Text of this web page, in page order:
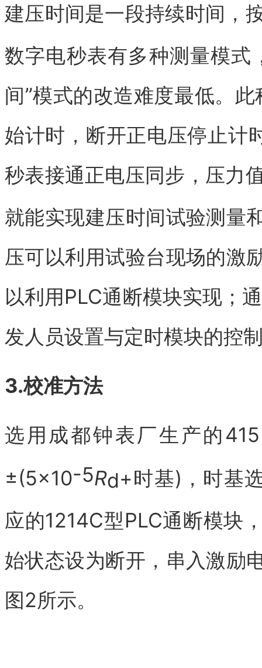
建压时间是一段持续时间，
数字电秒表有多种测量模式
间”模式的改造难度最低。
始计时，断开正电压停止计
秒表接通正电压同步，压力
就能实现建压时间试验测量
压可以利用试验台现场的激
以利用PLC通断模块实现；
发人员设置与定时模块的控
3.校准方法
选用成都钟表厂生产的
±(5×10-5Rd+时基)，时基
应的1214C型PLC通断模块
始状态设为断开，串入激励
图2所示。